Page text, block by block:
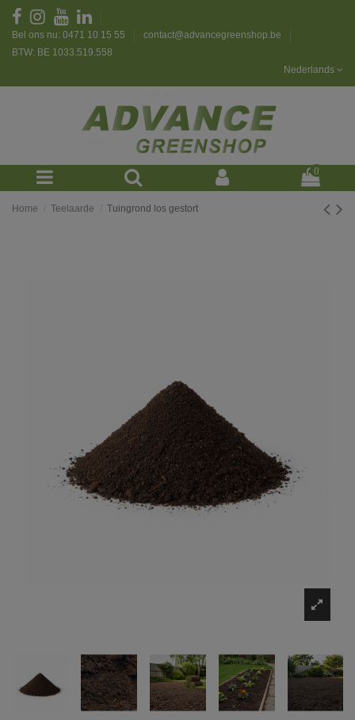
Bel ons nu: 0471 10 15 55
contact@advancegreenshop.be
BTW: BE 1033.519.558
Nederlands
0
Home Teelaarde Tuingrond los gestort